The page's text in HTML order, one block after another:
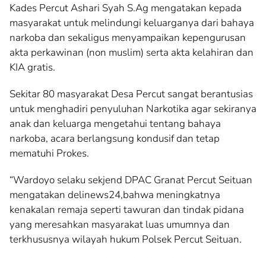
Kades Percut Ashari Syah S.Ag mengatakan kepada
masyarakat untuk melindungi keluarganya dari bahaya
narkoba dan sekaligus menyampaikan kepengurusan
akta perkawinan (non muslim) serta akta kelahiran dan
KIA gratis.
Sekitar 80 masyarakat Desa Percut sangat berantusias
untuk menghadiri penyuluhan Narkotika agar sekiranya
anak dan keluarga mengetahui tentang bahaya
narkoba, acara berlangsung kondusif dan tetap
mematuhi Prokes.
“Wardoyo selaku sekjend DPAC Granat Percut Seituan
mengatakan delinews24,bahwa meningkatnya
kenakalan remaja seperti tawuran dan tindak pidana
yang meresahkan masyarakat luas umumnya dan
terkhususnya wilayah hukum Polsek Percut Seituan.